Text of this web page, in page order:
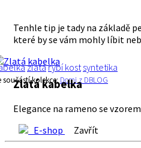
Tenhle tip je tady na základě
které by se vám mohly líbit
zlatárybí kost syntetika
součástí kolekce:Domi z DBLOG
Zlatá kabelka
Elegance na rameno se
E-shop
Zavřít